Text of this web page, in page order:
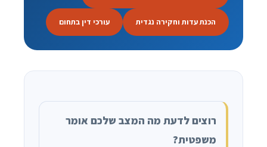
הכנת עדות וחקירה נגדית עורכי דין בתחום
רוצים לדעת מה המצב שלכם אומר
משפטית?